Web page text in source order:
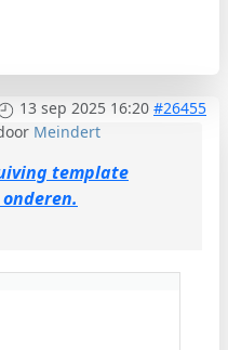
13 sep 2025 16:20 #26455
Meindert
template